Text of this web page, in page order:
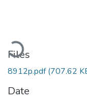
Loading...
Files
8912p.pdf(707.62
Date